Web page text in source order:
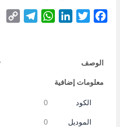
Facebook
Twitter
LinkedIn
WhatsApp
الوصف
معلومات إضافية
الكود 0
الموديل 0